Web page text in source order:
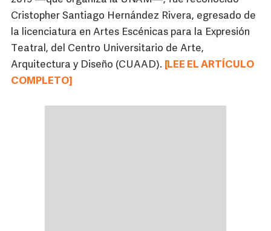
Cristopher Santiago Hernández Rivera, egresado de
la licenciatura en Artes Escénicas para la Expresión
Teatral, del Centro Universitario de Arte,
Arquitectura y Diseño (CUAAD). [LEE EL ARTÍCULO
COMPLETO]